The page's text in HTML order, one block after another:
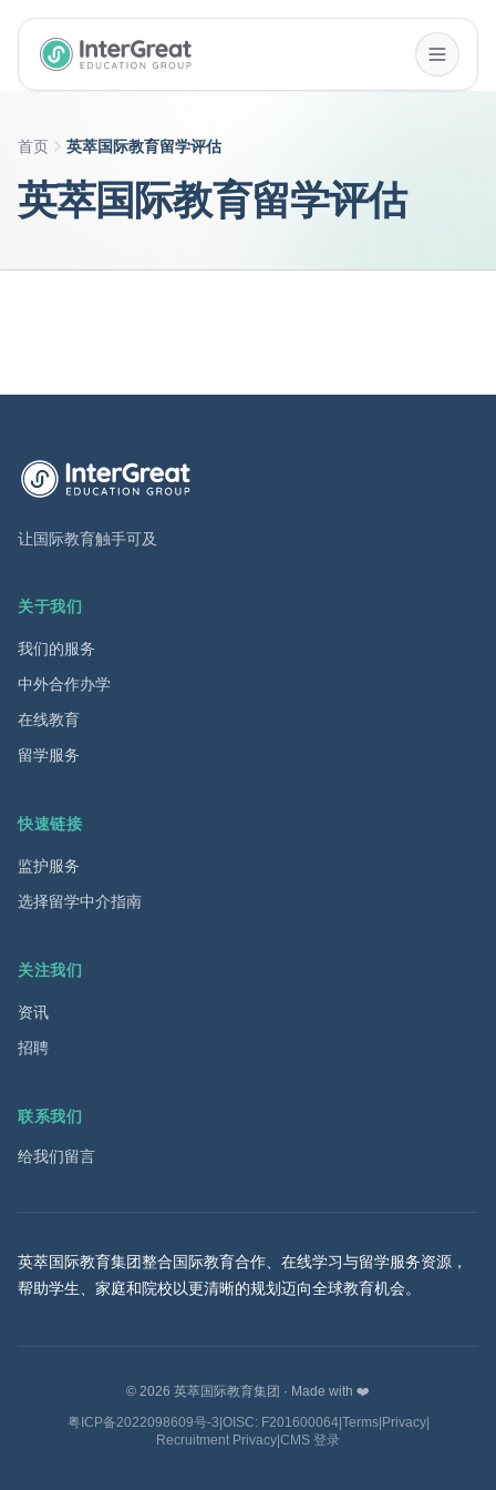
InterGreat Education Group home
首页 英萃国际教育留学评估
英萃国际教育留学评估
英萃国际教育集团首页
让国际教育触手可及
关于我们
我们的服务
中外合作办学
在线教育
留学服务
快速链接
监护服务
选择留学中介指南
关注我们
资讯
招聘
联系我们
给我们留言
英萃国际教育集团整合国际教育合作、在线学习与留学服务资源，
帮助学生、家庭和院校以更清晰的规划迈向全球教育机会。
© 2026 英萃国际教育集团 · Made with ❤️
粤ICP备2022098609号-3 OISC: F201600064| Terms| Privacy|
Recruitment Privacy CMS 登录